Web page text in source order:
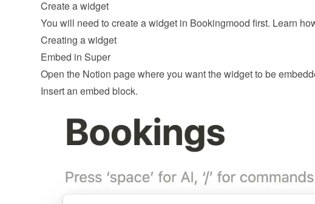
Create a widget
Creating a widget
Embed in Super
Open the Notion page where you want the widget to be
Insert an embed block.